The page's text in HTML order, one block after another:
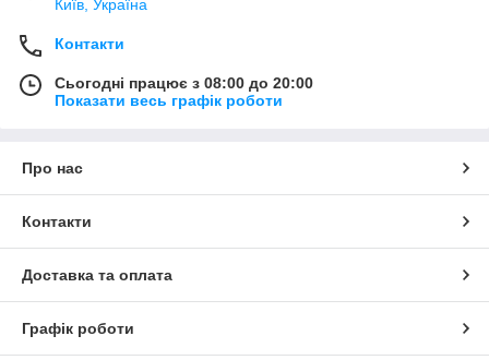
Київ, Україна
Контакти
Сьогодні працює з 08:00 до 20:00
Показати весь графік роботи
Про нас
Контакти
Доставка та оплата
Графік роботи